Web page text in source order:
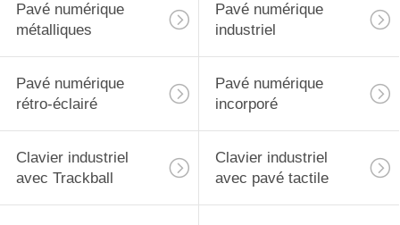
Pavé numérique
métalliques
Pavé numérique
industriel
Pavé numérique
rétro-éclairé
Pavé numérique
incorporé
Clavier industriel
avec Trackball
Clavier industriel
avec pavé tactile